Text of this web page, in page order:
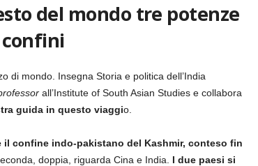
del mondo tre potenze
di mondo. Insegna Storia e politica dell’India
all’Institute of South Asian Studies e collabora
guida in questo viaggio.
il confine indo-pakistano del Kashmir, conteso fin
doppia, riguarda Cina e India. I due paesi si